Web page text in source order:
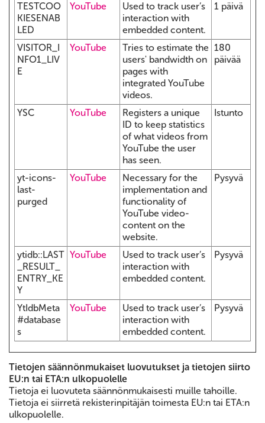
TESTCOO
KIESENAB
LED
YouTube
Used to track user’s
interaction with
embedded content.
1 päivä
VISITOR_I
NFO1_LIV
E
YouTube
Tries to estimate the
users' bandwidth on
pages with
integrated YouTube
videos.
180
päivää
YSC YouTube
Registers a unique
ID to keep statistics
of what videos from
YouTube the user
has seen.
Istunto
yt-icons-
last-
purged
YouTube
Necessary for the
implementation and
functionality of
YouTube video-
content on the
website.
Pysyvä
ytidb::LAST
_RESULT_
ENTRY_KE
Y
YouTube
Used to track user’s
interaction with
embedded content.
Pysyvä
YtIdbMeta
#database
s
YouTube
Used to track user’s
interaction with
embedded content.
Pysyvä
Tietojen säännönmukaiset luovutukset ja tietojen siirto
EU:n tai ETA:n ulkopuolelle
Tietoja ei luovuteta säännönmukaisesti muille tahoille.
Tietoja ei siirretä rekisterinpitäjän toimesta EU:n tai ETA:n
ulkopuolelle.